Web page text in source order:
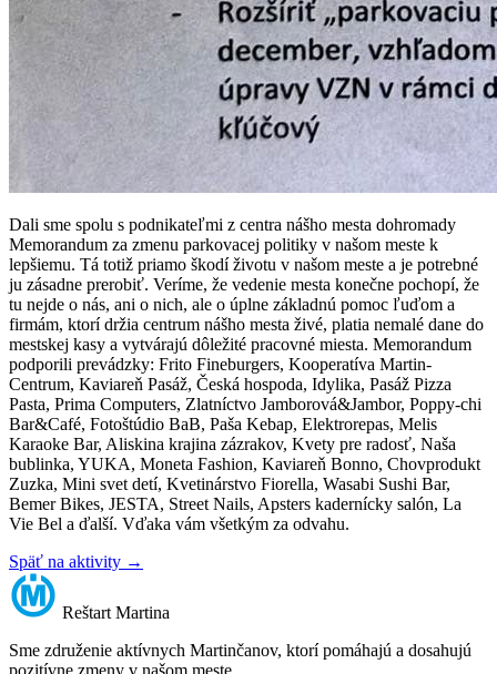
Dali sme spolu s podnikateľmi z centra nášho mesta dohromady
Memorandum za zmenu parkovacej politiky v našom meste k
lepšiemu. Tá totiž priamo škodí životu v našom meste a je potrebné
ju zásadne prerobiť. Veríme, že vedenie mesta konečne pochopí, že
tu nejde o nás, ani o nich, ale o úplne základnú pomoc ľuďom a
firmám, ktorí držia centrum nášho mesta živé, platia nemalé dane do
mestskej kasy a vytvárajú dôležité pracovné miesta. Memorandum
podporili prevádzky: Frito Fineburgers, Kooperatíva Martin-
Centrum, Kaviareň Pasáž, Česká hospoda, Idylika, Pasáž Pizza
Pasta, Prima Computers, Zlatníctvo Jamborová&Jambor, Poppy-chi
Bar&Café, Fotoštúdio BaB, Paša Kebap, Elektrorepas, Melis
Karaoke Bar, Aliskina krajina zázrakov, Kvety pre radosť, Naša
bublinka, YUKA, Moneta Fashion, Kaviareň Bonno, Chovprodukt
Zuzka, Mini svet detí, Kvetinárstvo Fiorella, Wasabi Sushi Bar,
Bemer Bikes, JESTA, Street Nails, Apsters kadernícky salón, La
Vie Bel a ďalší. Vďaka vám všetkým za odvahu.
Späť na aktivity →
Reštart Martina
Sme združenie aktívnych Martinčanov, ktorí pomáhajú a dosahujú
pozitívne zmeny v našom meste.